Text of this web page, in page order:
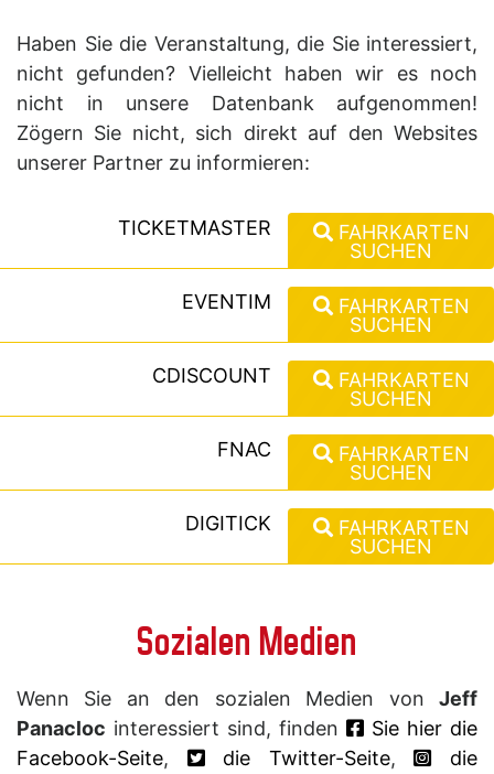
Haben Sie die Veranstaltung, die Sie interessiert,
nicht gefunden? Vielleicht haben wir es noch
nicht in unsere Datenbank aufgenommen!
Zögern Sie nicht, sich direkt auf den Websites
unserer Partner zu informieren:
TICKETMASTER
FAHRKARTEN
SUCHEN
EVENTIM
FAHRKARTEN
SUCHEN
CDISCOUNT
FAHRKARTEN
SUCHEN
FNAC
FAHRKARTEN
SUCHEN
DIGITICK
FAHRKARTEN
SUCHEN
Sozialen Medien
Wenn Sie an den sozialen Medien von Jeff
Panacloc interessiert sind, finden
Sie hier die
Facebook-Seite, die Twitter-Seite,
die